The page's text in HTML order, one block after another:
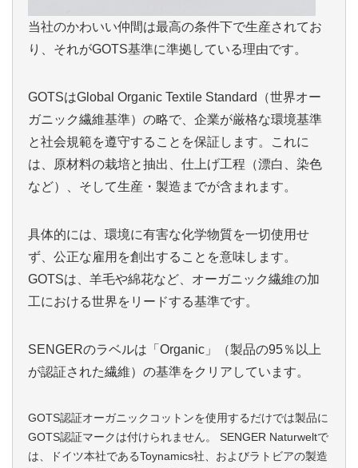
当社のかわいい仲間は最高の条件下で生産されてお
り、それがGOTS基準に準拠している理由です。
GOTSはGlobal Organic Textile Standard（世界オー
ガニック繊維基準）の略で、企業が厳格な環境基準
と社会規範を遵守することを保証します。これに
は、原材料の栽培と抽出、仕上げ工程（漂白、染色
など）、そして生産・製造までが含まれます。
具体的には、環境に有害な化学物質を一切使用せ
ず、公正な雇用を創出することを意味します。
GOTSは、羊毛や綿花など、オーガニック繊維の加
工における世界をリードする基準です。
SENGERのラベルは「Organic」（製品の95％以上
が認証された繊維）の基準をクリアしています。
GOTS認証オーガニックコットンを使用するだけでは製品に
GOTS認証マークは付けられません。 SENGER Naturweltで
は、ドイツ本社であるToynamics社、およびラトビアの製造